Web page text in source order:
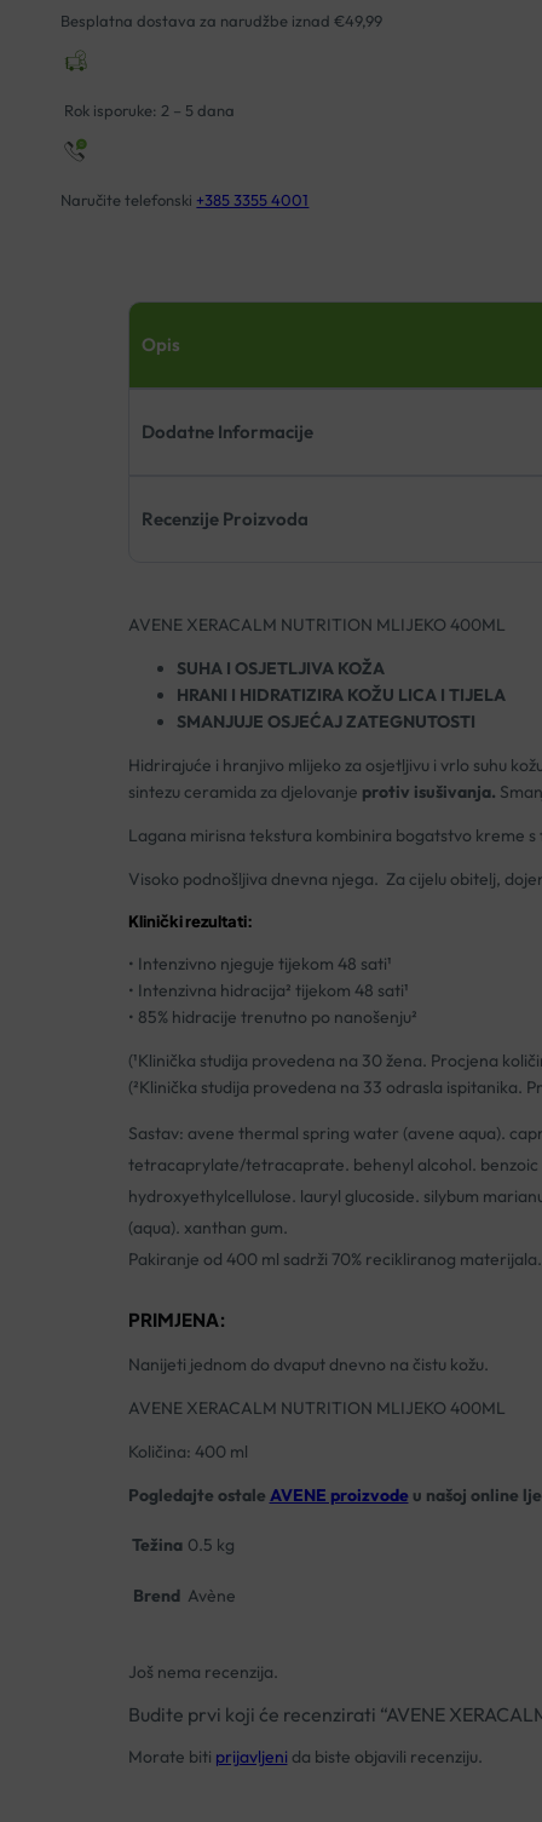
količina
Besplatna dostava za narudžbe iznad €49,99
Rok isporuke: 2 – 5 dana
Naručite telefonski +385 3355 4001
Opis
Dodatne Informacije
Recenzije Proizvoda
AVENE XERACALM NUTRITION MLIJEKO 400ML
SUHA I OSJETLJIVA KOŽA
HRANI I HIDRATIZIRA KOŽU LICA I TIJELA
SMANJUJE OSJEĆAJ ZATEGNUTOSTI
Hidrirajuće i hranjivo mlijeko za osjetljivu i vrlo suhu
sintezu ceramida za djelovanje protiv isušivanja.
Lagana mirisna tekstura kombinira bogatstvo kreme
Visoko podnošljiva dnevna njega. Za cijelu obitelj,
Klinički rezultati:
• Intenzivno njeguje tijekom 48 sati¹
• Intenzivna hidracija² tijekom 48 sati¹
• 85% hidracije trenutno po nanošenju²
(​¹Klinička studija provedena na 30 žena. Procjena
(²Klinička studija provedena na 33 odrasla ispitanika.
Sastav: avene thermal spring water (avene aqua).
tetracaprylate/tetracaprate. behenyl alcohol. benzoic
hydroxyethylcellulose. lauryl glucoside. silybum
(aqua). xanthan gum.
Pakiranje od 400 ml sadrži 70% recikliranog
PRIMJENA:
Nanijeti jednom do dvaput dnevno na čistu kožu.
AVENE XERACALM NUTRITION MLIJEKO 400ML
Količina: 400 ml
Pogledajte ostale AVENE proizvodeu našoj online
Težina 0.5 kg
Brend Avène
Još nema recenzija.
Budite prvi koji će recenzirati “AVENE
Morate biti prijavljeni da biste objavili recenziju.